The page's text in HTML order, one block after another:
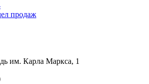
продаж
им. Карла Маркса, 1